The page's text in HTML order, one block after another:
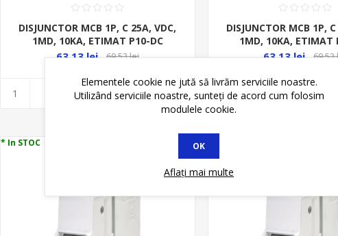
DISJUNCTOR MCB 1P, C 25A, VDC,
1MD, 10KA, ETIMAT P10-DC
63,13 lei 69,53 lei
ADAUGĂ ȊN COŞ
DISJUNCTOR MCB 1P,
1MD, 10KA, ETIMAT
63,13 lei 69,53
ADAUGĂ
* In STOC
Elementele cookie ne jută să livrăm serviciile noastre.
Utilizând serviciile noastre, sunteți de acord cum folosim
modulele cookie.
OK
Aflați mai multe